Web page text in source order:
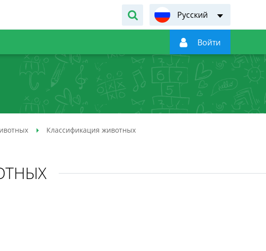
Русский
 Войти
Классификация животных